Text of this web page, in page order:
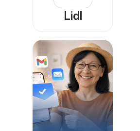
Lidl